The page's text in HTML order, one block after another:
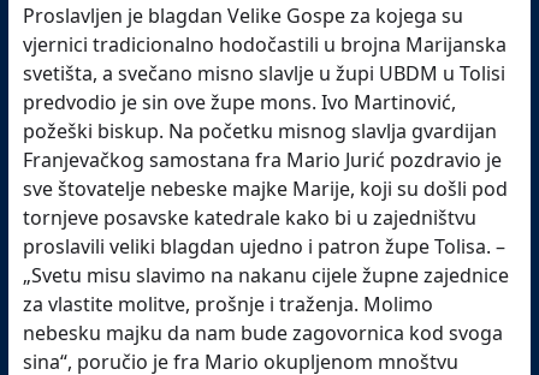
Proslavljen je blagdan Velike Gospe za kojega su
vjernici tradicionalno hodočastili u brojna Marijanska
svetišta, a svečano misno slavlje u župi UBDM u Tolisi
predvodio je sin ove župe mons. Ivo Martinović,
požeški biskup. Na početku misnog slavlja gvardijan
Franjevačkog samostana fra Mario Jurić pozdravio je
sve štovatelje nebeske majke Marije, koji su došli pod
tornjeve posavske katedrale kako bi u zajedništvu
proslavili veliki blagdan ujedno i patron župe Tolisa. –
„Svetu misu slavimo na nakanu cijele župne zajednice
za vlastite molitve, prošnje i traženja. Molimo
nebesku majku da nam bude zagovornica kod svoga
sina“, poručio je fra Mario okupljenom mnoštvu